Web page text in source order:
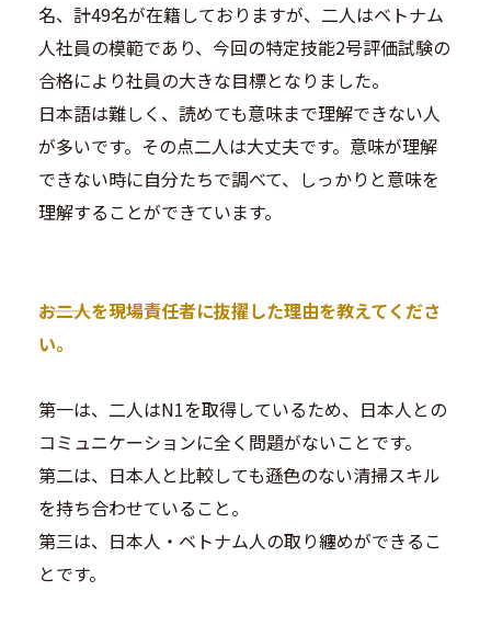
名、計49名が在籍しておりますが、二人はベトナム
人社員の模範であり、今回の特定技能2号評価試験の
合格により社員の大きな目標となりました。
日本語は難しく、読めても意味まで理解できない人
が多いです。その点二人は大丈夫です。意味が理解
できない時に自分たちで調べて、しっかりと意味を
理解することができています。
―――お二人を現場責任者に抜擢した理由を教えてくださ
い。
第一は、二人はN1を取得しているため、日本人との
コミュニケーションに全く問題がないことです。
第二は、日本人と比較しても遜色のない清掃スキル
を持ち合わせていること。
第三は、日本人・ベトナム人の取り纏めができるこ
とです。